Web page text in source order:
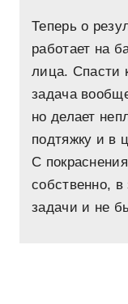
Теперь о
работает на
лица. Спасти
задача
но делает
подтяжку и в
С
собственно, в
задачи и не